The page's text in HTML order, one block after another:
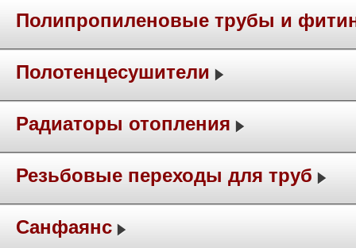
Полипропиленовые трубы и
Полотенцесушители
Радиаторы отопления
Резьбовые переходы для труб
Санфаянс